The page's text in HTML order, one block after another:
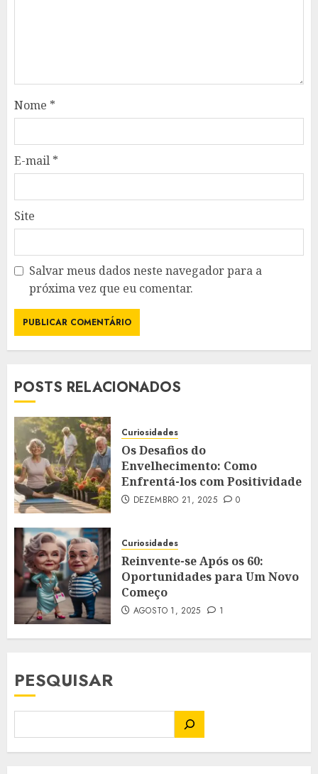
Nome *
E-mail *
Site
Salvar meus dados neste navegador para a
próxima vez que eu comentar.
POSTS RELACIONADOS
Curiosidades
Os Desafios do
Envelhecimento: Como
Enfrentá-los com Positividade
DEZEMBRO 21, 2025 0
Curiosidades
Reinvente-se Após os 60:
Oportunidades para Um Novo
Começo
AGOSTO 1, 2025 1
PESQUISAR